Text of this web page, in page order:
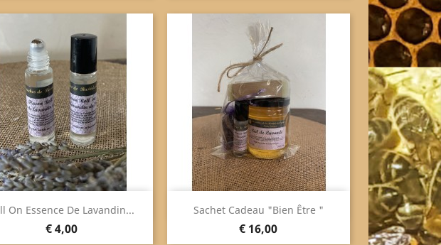
On Essence De Lavandin...
Prijs
€ 4,00
Snel bekijken Sachet Cadeau "bien Être "
Prijs
€ 16,00
Snel bekijken